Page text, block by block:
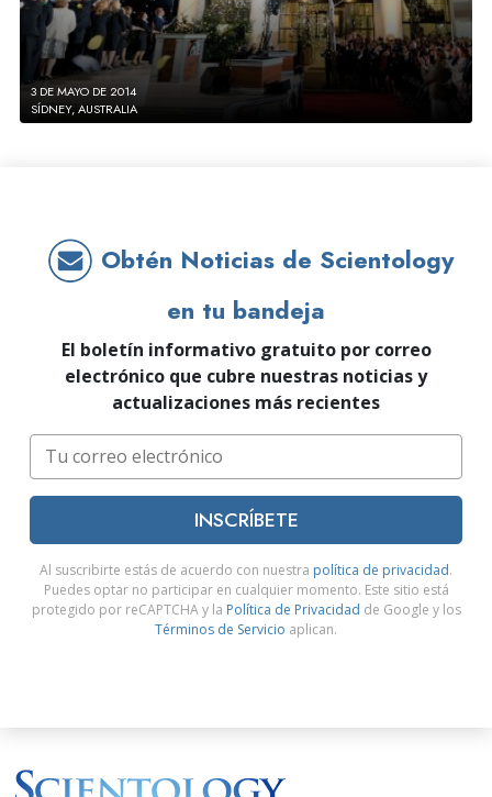
3 DE MAYO DE 2014
SÍDNEY, AUSTRALIA
Obtén Noticias de Scientology
en tu bandeja
El boletín informativo gratuito por correo
electrónico que cubre nuestras noticias y
actualizaciones más recientes
INSCRÍBETE
Al suscribirte estás de acuerdo con nuestra política de privacidad.
Puedes optar no participar en cualquier momento. Este sitio está
protegido por reCAPTCHA y la Política de Privacidad de Google y los
Términos de Servicio aplican.